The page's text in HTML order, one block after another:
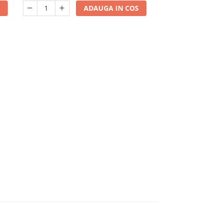
ADAUGA IN COS